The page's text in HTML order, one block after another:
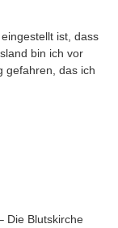
ist, dass
bin ich vor
gefahren, das ich
Die Blutskirche